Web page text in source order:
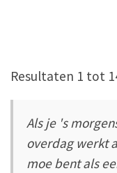
Resultaten 1 tot
Als je 's
overdag werkt
moe bent als